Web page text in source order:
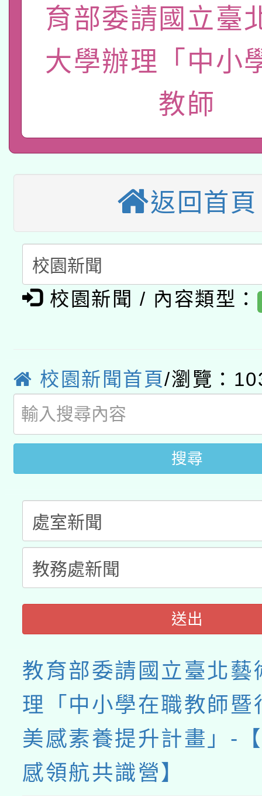
薪期間赴陸應申請許可
轉知經濟部水利署委託
業技術研究院辦理「
用水績優單位及節水達
115年8月22日(星期六
桃園市孔廟祈福系列
開 智慧啟航」
2026年桃園地景藝術
本校115學年度第2次
招甄選結果公告(無人
本館辦理115年度閱讀
暨閱讀推動專業研習
科技賦能─人工智慧
A3數位素養講師名單
「數位內容與教學軟體
pilot」
有關大陸委員會函釋公
薪期間赴陸應申請許可
轉知經濟部水利署委託
用水績優單位及節水達
動」
桃園市孔廟祈福系列
開 智慧啟航」
2026年桃園地景藝術
育部委請國立臺
大學辦理「中小
教師
返回首頁
校園新聞 / 內容類型：
校園新聞首頁/瀏覽：
搜尋
送出
教育部委請國立臺北藝
理「中小學在職教師暨
美感素養提升計畫」-
感領航共識營】